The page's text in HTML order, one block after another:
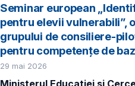
Seminar european
pentru elevii vulnerabili”,
grupului de consiliere-
pentru competențe de
29 mai 2026